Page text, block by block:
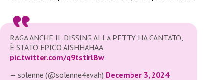
RAGA ANCHE IL DISSING ALLA PETTY HA CANTATO,
È STATO EPICO AJSHHAHAA
pic.twitter.com/q9tstIrlBw
— solenne (@solenne4evah) December 3, 2024